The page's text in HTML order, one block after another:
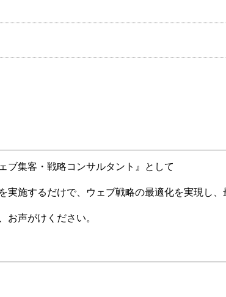
ブ集客・戦略コンサルタント』として
施するだけで、ウェブ戦略の最適化を実現し
お声がけください。